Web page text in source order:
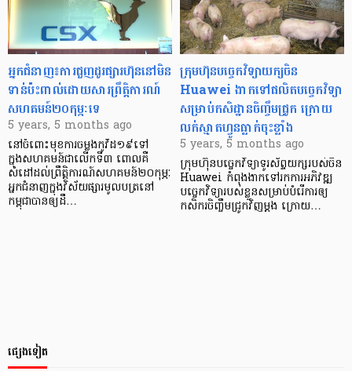
អ្នកជំនាញ៖ការជួញដូរផ្សារហ៊ុននៅមិន
ទាន់ប៉ះពាល់ដោយសារព្រឹត្តិការណ៍
សហគមន៍២០កុម្ភៈទេ
5 years, 5 months ago
នៅចំពោះមុខការចម្លងកូវីដ១៩ទៅ
ក្នុងសហគមន៍ជាលើកទី៣ ពោលគឺ
សំដៅដល់ព្រឹត្តិការណ៍សហគមន៍២០កុម្ភៈ
អ្នកជំនាញក្នុងវិស័យផ្សារមូលបត្រនៅ
កម្ពុជាបានឲ្យដឹ…
ក្រុមហ៊ុនបច្ចេកវិទ្យាយក្សចិន
Huawei ងាកទៅផលិតបច្ចេកវិទ្យា
សម្រាប់កសិដ្ឋានចិញ្ចឹមជ្រូក ក្រោយ
លក់ស្មាតហ្វូនធ្លាក់ចុះខ្លាំង
5 years, 5 months ago
ក្រុមហ៊ុនបច្ចេកវិទ្យាទូរស័ព្ទយក្សរបស់ចិន
Huawei កំពុងងាកទៅរកការអភិវឌ្ឍ
បច្ចេកវិទ្យារបស់ខ្លួនសម្រាប់បំរើការឲ្យ
កសិករចិញ្ចឹមជ្រូកវិញម្តង ក្រោយ…
ផ្សេងទៀត